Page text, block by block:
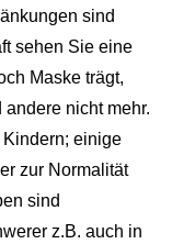
sind
sehen Sie eine
Maske trägt,
nicht mehr.
einige
zur Normalität
sind
z.B. auch in